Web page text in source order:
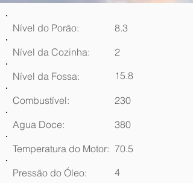
Nível do Porão:
8.3
Nível da Cozinha:
2
Nível da Fossa:
15.8
Combustível:
230
Agua Doce:
380
Temperatura do Motor: 70.5
Pressão do Óleo:
4